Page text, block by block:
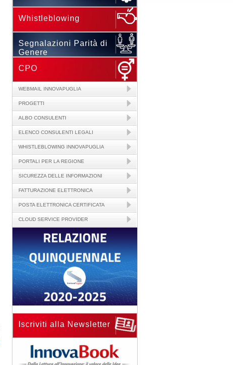
Whistleblowing
Segnalazioni Parità di
Genere
CPO
WEBMAIL INNOVAPUGLIA
PROGETTI
ALBO CONSULENTI
ELENCO CONSULENTI LEGALI
WHISTLEBLOWING INNOVAPUGLIA
PORTALI PER LA REGIONE
SICUREZZA DELLE INFORMAZIONI
FATTURAZIONE ELETTRONICA
POSTA ELETTRONICA CERTIFICATA
CLOUD SERVICE PROVIDER
Iscriviti alla Newsletter